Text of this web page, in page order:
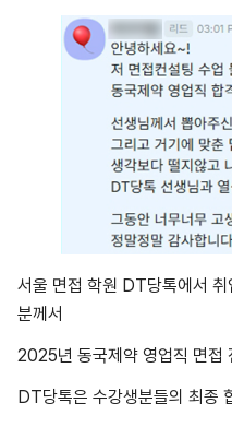
서울 면접 학원 DT당톡에서
분께서
2025년 동국제약 영업직 면접
DT당톡은 수강생분들의 최종